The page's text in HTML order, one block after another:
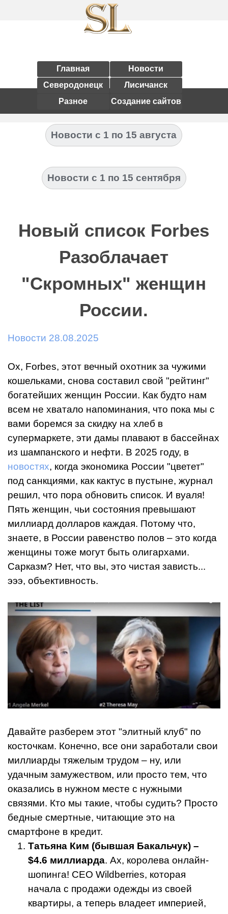
Главная
Новости
Северодонецк
Лисичанск
Разное
Создание сайтов
Новости с 1 по 15 августа
Новости с 1 по 15 сентября
Новый список Forbes
Разоблачает
"Скромных" женщин
России.
Новости 28.08.2025
Ох, Forbes, этот вечный охотник за чужими
кошельками, снова составил свой "рейтинг"
богатейших женщин России. Как будто нам
всем не хватало напоминания, что пока мы с
вами боремся за скидку на хлеб в
супермаркете, эти дамы плавают в бассейнах
из шампанского и нефти. В 2025 году, в
новостях, когда экономика России "цветет"
под санкциями, как кактус в пустыне, журнал
решил, что пора обновить список. И вуаля!
Пять женщин, чьи состояния превышают
миллиард долларов каждая. Потому что,
знаете, в России равенство полов – это когда
женщины тоже могут быть олигархами.
Сарказм? Нет, что вы, это чистая зависть...
эээ, объективность.
Давайте разберем этот "элитный клуб" по
косточкам. Конечно, все они заработали свои
миллиарды тяжелым трудом – ну, или
удачным замужеством, или просто тем, что
оказались в нужном месте с нужными
связями. Кто мы такие, чтобы судить? Просто
бедные смертные, читающие это на
смартфоне в кредит.
Татьяна Ким (бывшая Бакальчук) –
$4.6 миллиарда. Ах, королева онлайн-
шопинга! CEO Wildberries, которая
начала с продажи одежды из своей
квартиры, а теперь владеет империей,